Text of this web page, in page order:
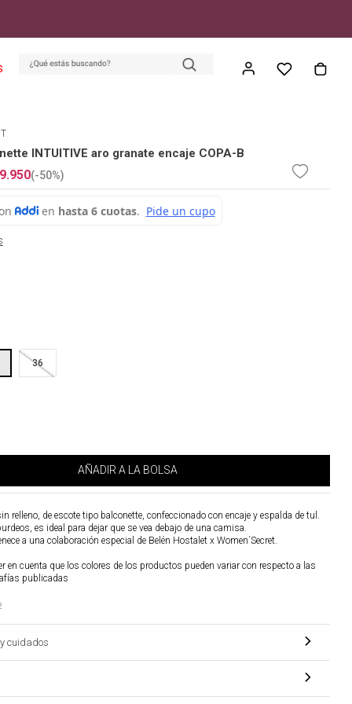
INTUITIVE aro granate encaje COPA-B
.950(-50%)
36
AÑADIR A LA BOLSA
relleno, de escote tipo balconette, confeccionado con encaje y espalda de tul.
es ideal para dejar que se vea debajo de una camisa.
a una colaboración especial de Belén Hostalet x Women´Secret.
en cuenta que los colores de los productos pueden variar con respecto a las
publicadas
cuidados